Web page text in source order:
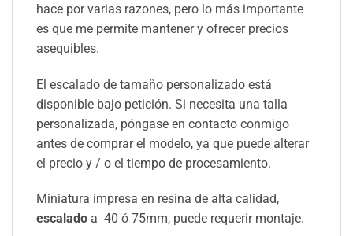
hace por varias razones, pero lo más importante
es que me permite mantener y ofrecer precios
asequibles.
El escalado de tamaño personalizado está
disponible bajo petición. Si necesita una talla
personalizada, póngase en contacto conmigo
antes de comprar el modelo, ya que puede alterar
el precio y / o el tiempo de procesamiento.
Miniatura impresa en resina de alta calidad,
escalado a 40 ó 75mm, puede requerir montaje.